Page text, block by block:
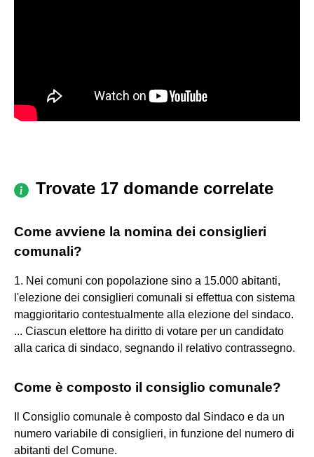
Trovate 17 domande correlate
Come avviene la nomina dei consiglieri
comunali?
1. Nei comuni con popolazione sino a 15.000 abitanti,
l'elezione dei consiglieri comunali si effettua con sistema
maggioritario contestualmente alla elezione del sindaco.
... Ciascun elettore ha diritto di votare per un candidato
alla carica di sindaco, segnando il relativo contrassegno.
Come è composto il consiglio comunale?
Il Consiglio comunale è composto dal Sindaco e da un
numero variabile di consiglieri, in funzione del numero di
abitanti del Comune.